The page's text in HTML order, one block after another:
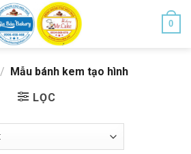
0
/ Mẫu bánh kem tạo hình
LỌC